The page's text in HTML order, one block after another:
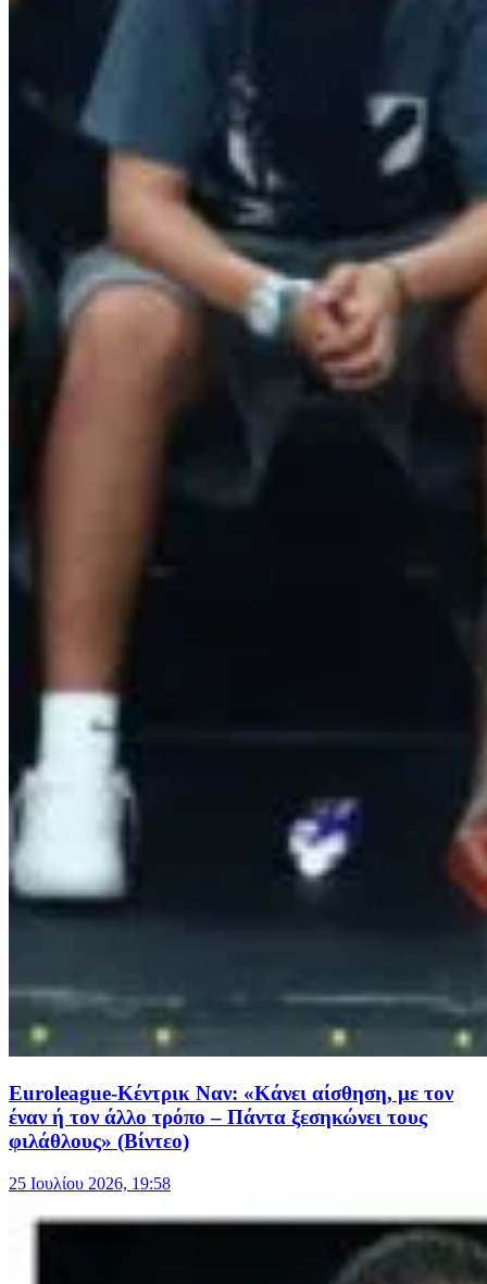
Euroleague-Κέντρικ Ναν: «Κάνει αίσθηση, με τον
έναν ή τον άλλο τρόπο – Πάντα ξεσηκώνει τους
φιλάθλους» (Βίντεο)
25 Ιουλίου 2026, 19:58